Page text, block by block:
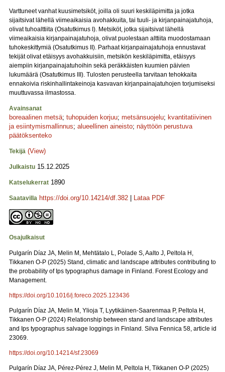
Varttuneet vanhat kuusimetsiköt, joilla oli suuri keskiläpimitta ja jotka
sijaitsivat lähellä viimeaikaisia avohakkuita, tai tuuli- ja kirjanpainajatuhoja,
olivat tuhoalttiita (Osatutkimus I). Metsiköt, jotka sijaitsivat lähellä
viimeaikaisia kirjanpainajatuhoja, olivat puolestaan alttiita muodostamaan
tuhokeskittymiä (Osatutkimus II). Parhaat kirjanpainajatuhoja ennustavat
tekijät olivat etäisyys avohakkuisiin, metsikön keskiläpimitta, etäisyys
aiempiin kirjanpainajatuhoihin sekä peräkkäisten kuumien päivien
lukumäärä (Osatutkimus III). Tulosten perusteella tarvitaan tehokkaita
ennakoivia riskinhallintakeinoja kasvavan kirjanpainajatuhojen torjumiseksi
muuttuvassa ilmastossa.
Avainsanat
boreaalinen metsä; tuhopuiden korjuu; metsänsuojelu; kvantitatiivinen
ja esiintymismallinnus; alueellinen aineisto; näyttöön perustuva
päätöksenteko
Tekijä (View)
Julkaistu 15.12.2025
Katselukerrat 1890
Saatavilla https://doi.org/10.14214/df.382 Lataa PDF
Osajulkaisut
Pulgarín Díaz JA, Melin M, Mehtätalo L, Polade S, Aalto J, Peltola H,
Tikkanen O-P (2025) Stand, climatic and landscape attributes contributing to
the probability of Ips typographus damage in Finland. Forest Ecology and
Management.
https://doi.org/10.1016/j.foreco.2025.123436
Pulgarín Díaz JA, Melin M, Ylioja T, Lyytikäinen-Saarenmaa P, Peltola H,
Tikkanen O-P (2024) Relationship between stand and landscape attributes
and Ips typographus salvage loggings in Finland. Silva Fennica 58, article id
23069.
https://doi.org/10.14214/sf.23069
Pulgarín Díaz JA, Pérez-Pérez J, Melin M, Peltola H, Tikkanen O-P (2025)